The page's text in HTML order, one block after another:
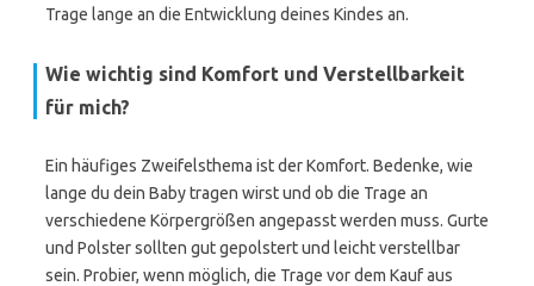
Trage lange an die Entwicklung deines Kindes an.
Wie wichtig sind Komfort und Verstellbarkeit
für mich?
Ein häufiges Zweifelsthema ist der Komfort. Bedenke, wie
lange du dein Baby tragen wirst und ob die Trage an
verschiedene Körpergrößen angepasst werden muss. Gurte
und Polster sollten gut gepolstert und leicht verstellbar
sein. Probier, wenn möglich, die Trage vor dem Kauf aus